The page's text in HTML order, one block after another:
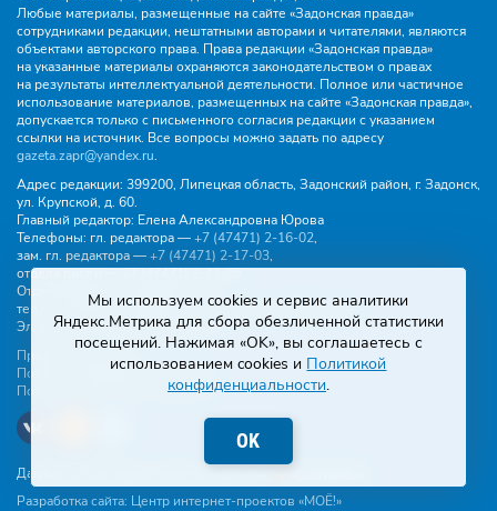
Любые материалы, размещенные на сайте «Задонская правда»
сотрудниками редакции, нештатными авторами и читателями, являются
объектами авторского права. Права редакции «Задонская правда»
на указанные материалы охраняются законодательством о правах
на результаты интеллектуальной деятельности. Полное или частичное
использование материалов, размещенных на сайте «Задонская правда»,
допускается только с письменного согласия редакции с указанием
ссылки на источник. Все вопросы можно задать по адресу
gazeta.zapr@yandex.ru.
Адрес редакции: 399200, Липецкая область, Задонский район, г. Задонск,
ул. Крупской, д. 60.
Главный редактор: Елена Александровна Юрова
Телефоны: гл. редактора —+7 (47471) 2‑16‑02,
зам. гл. редактора —+7 (47471) 2‑17‑03,
отдела писем —+7 (47471) 2‑11‑95.
Отдел рекламы и объявлений:
тел.
+7 (47471) 2‑43‑88, эл. почта -buh.gzp@yandex.ru
Эл. почта:gazeta.zapr@yandex.ru
Правила общения
Политика конфиденциальности
Пользовательское соглашение
Данные погоды предоставляются сервисом
Разработка сайта: Центр интернет-проектов «МОЁ!»
Мы используем cookies и сервис аналитики
Яндекс.Метрика для сбора обезличенной статистики
посещений. Нажимая «OK», вы соглашаетесь с
использованием cookies и Политикой
конфиденциальности.
OK